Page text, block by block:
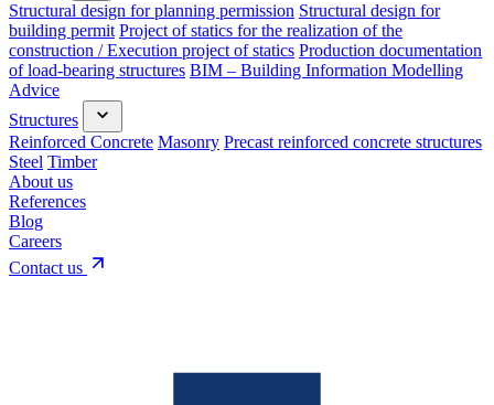
Structural design for planning permission Structural design for
building permit Project of statics for the realization of the
construction / Execution project of statics Production documentation
of load-bearing structures BIM – Building Information Modelling
Advice
Structures
Reinforced Concrete Masonry Precast reinforced concrete structures
Steel Timber
About us
References
Blog
Careers
Contact us